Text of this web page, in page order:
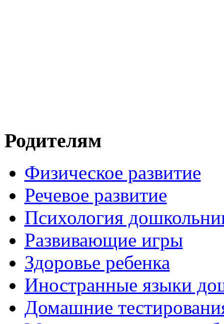
Родителям
Физическое развитие
Речевое развитие
Психология
Развивающие игры
Здоровье ребенка
Иностранные языки
Домашние